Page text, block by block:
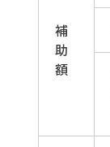
補
助
額